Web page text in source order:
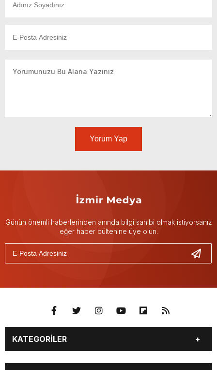
Yorum Yap
Günün önemli haberlerinden anında bilgi sahibi olmak istiyorsanız
eğer haber bültenine üye olun.
KATEGORİLER
GÜNDEM DÜNYA